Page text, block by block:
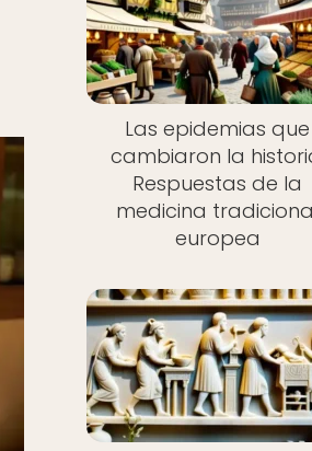
Las epidemias que
cambiaron la
Respuestas de la
medicina
europea